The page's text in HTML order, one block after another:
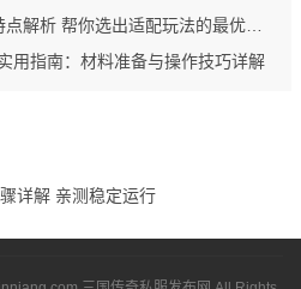
解析 帮你选出适配玩法的最优职业
用指南：材料准备与操作技巧详解
详解 亲测稳定运行